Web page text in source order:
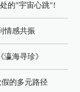
的"宇宙心跳"!
情感共振
海寻珍》
的多元路径